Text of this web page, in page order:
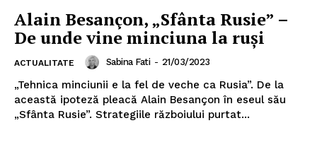
Alain Besançon, „Sfânta Rusie” –
De unde vine minciuna la ruși
ACTUALITATE Sabina Fati - 21/03/2023
„Tehnica minciunii e la fel de veche ca Rusia”. De la
această ipoteză pleacă Alain Besançon în eseul său
„Sfânta Rusie”. Strategiile războiului purtat...